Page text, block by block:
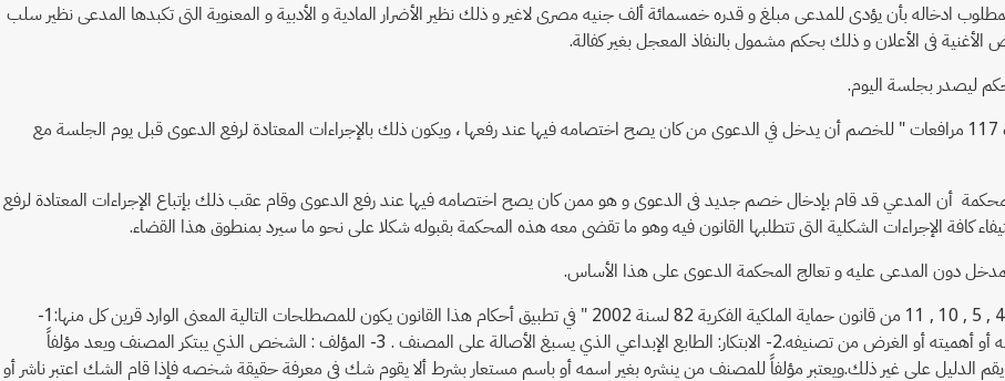
ادخاله بأن يؤدى للمدعى مبلغ و قدره خمسمائة ألف جنيه مصرى لاغير و ذلك نظير الأضرار المادية و الأدبية و المعنوية التى تكبدها المدعى نظير سلب
فى الأعلان و ذلك بحكم مشمول بالنفاذ المعجل بغير كفالة.
ليصدر بجلسة اليوم.
وحيث أنه وعن شكل إدخال شركة .... فالمحكمة تشير إلى أنــــه وعملا بالمـــــــادة 117 مرافعات " للخصم أن يدخل في الدعوى من كان يصح اختصامه فيها عند رفعها ، ويكون ذلك بالإجراءات المعتادة لرفع الدعوى قبل يوم الجلسة مع
أن المدعي قد قام بإدخال خصم جديد فى الدعوى و هو ممن كان يصح اختصامه فيها عند رفع الدعوى وقام عقب ذلك بإتباع الإجراءات المعتادة لرفع
كافة الإجراءات الشكلية التى تتطلبها القانون فيه وهو ما تقضى معه هذه المحكمة بقبوله شكلا على نحو ما سيرد بمنطوق هذا القضاء.
دون المدعى عليه و تعالج المحكمة الدعوى على هذا الأساس.
حيث أنه عن موضوع الدعوى فلما كان المقرر وفق نص المادة 138/ 1 , 2 , 4 , 5 , 10 , 11 من قانون حماية الملكية الفكرية 82 لسنة 2002 " في تطبيق أحكام هذا القانون يكون للمصطلحات التالية المعنى الوارد قرين كل منها:1-
المصنف: كل عمل مبتكر أدبي أو فني أو عملي أيًا كان نوعه أو طريقة التعبير عنه أو أهميته أو الغرض من تصنيفه.2- الابتكار: الطابع الإبداعي الذي يسبغ الأصالة على المصنف . 3- المؤلف : الشخص الذي يبتكر المصنف ويعد مؤلفاً
الدليل على غير ذلك.ويعتبر مؤلفاً للمصنف من ينشره بغير اسمه أو باسم مستعار بشرط ألا يقوم شك في معرفة حقيقة شخصه فإذا قام الشك اعتبر ناشر أو